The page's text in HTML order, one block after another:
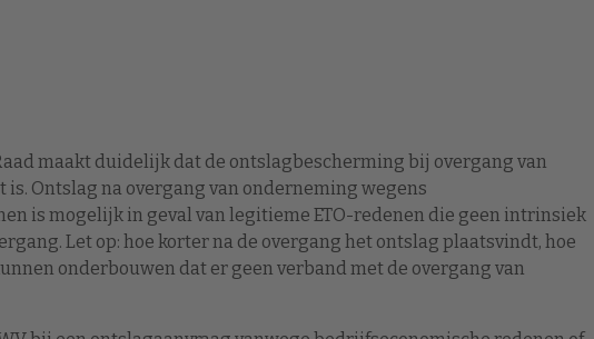
maakt duidelijk dat de ontslagbescherming bij overgang van
Ontslag na overgang van onderneming wegens
is mogelijk in geval van legitieme ETO-redenen die geen intrinsiek
Let op: hoe korter na de overgang het ontslag plaatsvindt, hoe
onderbouwen dat er geen verband met de overgang van